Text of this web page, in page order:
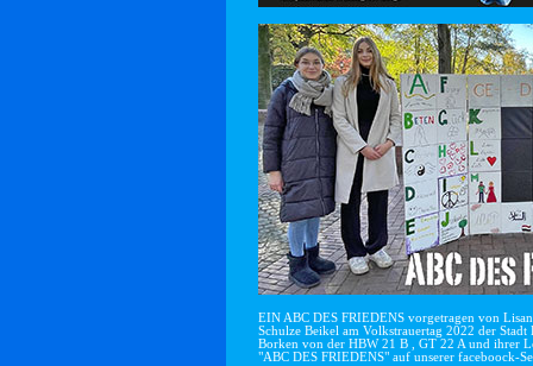
EIN ABC DES FRIEDENS vorgetragen von
Schulze Beikel am Volkstrauertag 2022 der
Borken von der HBW 21 B , GT 22 A und ihrer
"ABC DES FRIEDENS" auf unserer faceboock-